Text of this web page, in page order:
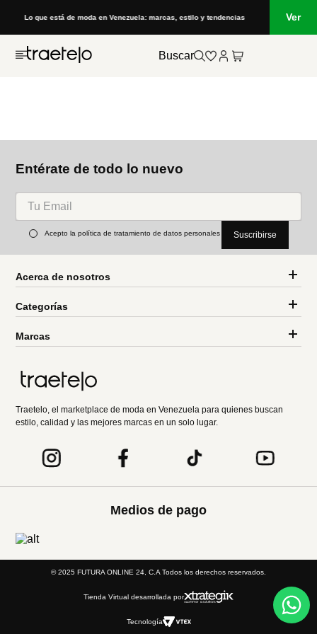
Lo que está de moda en Venezuela: marcas, estilo y tendencias Ver
Buscar
Entérate de todo lo nuevo
Acepto la política de tratamiento de datos personales Suscribirse
Acerca de nosotros
Categorías
Marcas
Traetelo, el marketplace de moda en Venezuela para quienes buscan
estilo, calidad y las mejores marcas en un solo lugar.
Medios de pago
© 2025 FUTURA ONLINE 24, C.A Todos los derechos reservados.
Tienda Virtual desarrollada por
Tecnología